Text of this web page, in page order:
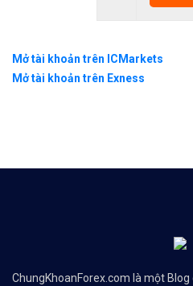
Mở tài khoản trên ICMarkets
Mở tài khoản trên Exness
ChungKhoanForex.com là một